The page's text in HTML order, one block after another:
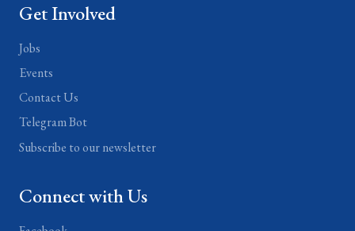
Get Involved
Jobs
Events
Contact Us
Telegram Bot
Subscribe to our newsletter
Connect with Us